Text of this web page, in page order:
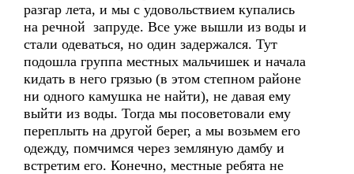
разгар лета, и мы с удовольствием купались
на речной запруде. Все уже вышли из воды и
стали одеваться, но один задержался. Тут
подошла группа местных мальчишек и начала
кидать в него грязью (в этом степном районе
ни одного камушка не найти), не давая ему
выйти из воды. Тогда мы посоветовали ему
переплыть на другой берег, а мы возьмем его
одежду, помчимся через земляную дамбу и
встретим его. Конечно, местные ребята не